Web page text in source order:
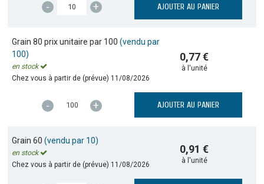
- + AJOUTER AU PANIER
Grain 80 prix unitaire par 100(vendu par
100)
en stock
Chez vous à partir de (prévue) 11/08/2026
0,77 €
à l'unité
- + AJOUTER AU PANIER
Grain 60(vendu par 10)
en stock
Chez vous à partir de (prévue) 11/08/2026
0,91 €
à l'unité